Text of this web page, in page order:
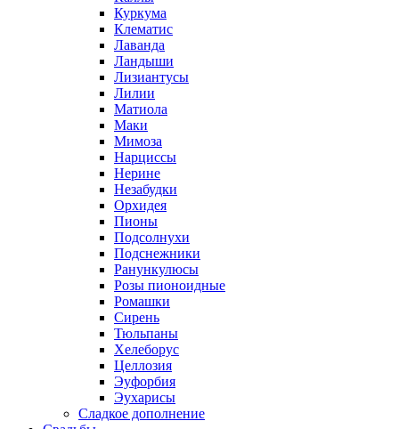
Куркума
Клематис
Лаванда
Ландыши
Лизиантусы
Лилии
Матиола
Маки
Мимоза
Нарциссы
Нерине
Незабудки
Орхидея
Пионы
Подсолнухи
Подснежники
Ранункулюсы
Розы пионоидные
Ромашки
Сирень
Тюльпаны
Хелеборус
Целлозия
Эуфорбия
Эухарисы
Сладкое дополнение